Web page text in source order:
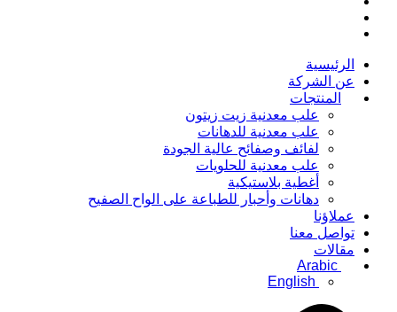
الرئيسية
عن الشركة
المنتجات
علب معدنية زيت زيتون
علب معدنية للدهانات
لفائف وصفائح عالية الجودة
علب معدنية للحلويات
أغطية بلاستيكية
دهانات وأحبار للطباعة على الواح الصفيح
عملاؤنا
تواصل معنا
مقالات
Arabic
English